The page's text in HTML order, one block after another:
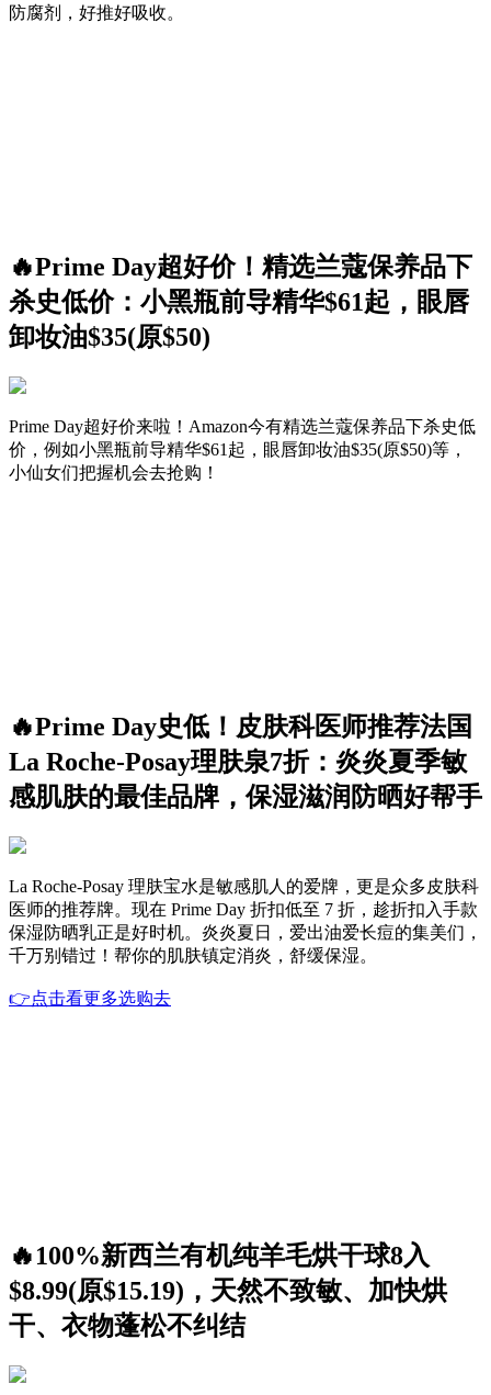
防腐剂，好推好吸收。
🔥Prime Day超好价！精选兰蔻保养品下
杀史低价：小黑瓶前导精华$61起，眼唇
卸妆油$35(原$50)
Prime Day超好价来啦！Amazon今有精选兰蔻保养品下杀史低
价，例如小黑瓶前导精华$61起，眼唇卸妆油$35(原$50)等，
小仙女们把握机会去抢购！
🔥Prime Day史低！皮肤科医师推荐法国
La Roche-Posay理肤泉7折：炎炎夏季敏
感肌肤的最佳品牌，保湿滋润防晒好帮手
La Roche-Posay 理肤宝水是敏感肌人的爱牌，更是众多皮肤科
医师的推荐牌。现在 Prime Day 折扣低至 7 折，趁折扣入手款
保湿防晒乳正是好时机。炎炎夏日，爱出油爱长痘的集美们，
千万别错过！帮你的肌肤镇定消炎，舒缓保湿。
👉点击看更多选购去
🔥100%新西兰有机纯羊毛烘干球8入
$8.99(原$15.19)，天然不致敏、加快烘
干、衣物蓬松不纠结